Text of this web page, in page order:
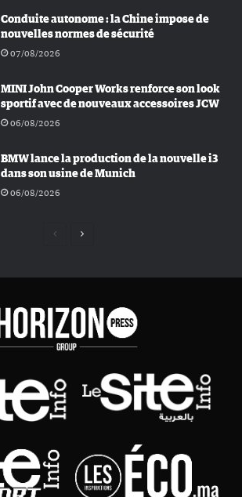
Conduite autonome : la Chine impose de
nouvelles normes de sécurité
07/08/2026
MINI John Cooper Works renforce son look
sportif avec de nouveaux accessoires JCW
06/08/2026
BMW lance la production de la nouvelle i3
dans son usine de Munich
06/08/2026
Page
Page